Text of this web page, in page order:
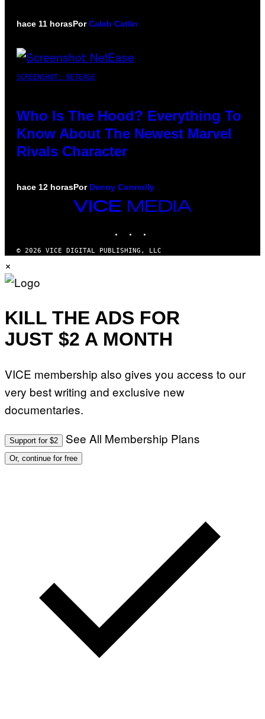
hace 11 horasPorCaleb Catlin
SCREENSHOT: NETEASE
Who Is The Hood? Everything To
Know About The Newest Marvel
Rivals Character
hace 12 horasPor Denny Connolly
VICE
© 2026 VICE DIGITAL PUBLISHING, LLC
×
KILL THE ADS FOR
JUST $2 A MONTH
VICE membership also gives you access to our
very best writing and exclusive new
documentaries.
Support for $2 See All Membership Plans
Or, continue for free